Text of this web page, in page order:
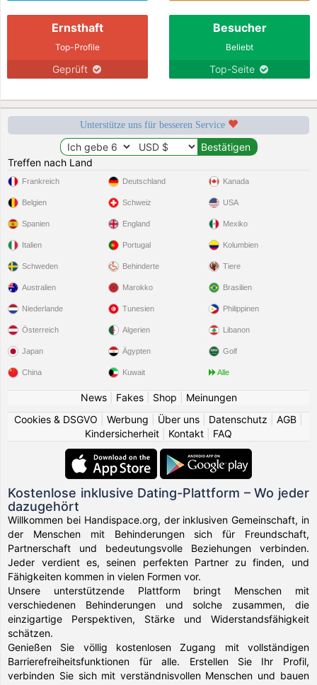
Ernsthaft
Top-Profile
Geprüft
Besucher
Beliebt
Top-Seite
Unterstütze uns für besseren Service
Treffen nach Land
Frankreich
Belgien
Spanien
Italien
Schweden
Deutschland
Schweiz
England
Portugal
Behinderte
Kanada
USA
Mexiko
Kolumbien
Tiere
Australien
Niederlande
Österreich
Japan
China
Marokko
Tunesien
Algerien
Ägypten
Kuwait
Brasilien
Philippinen
Libanon
Golf
Alle
News| Fakes| Shop
Meinungen
Cookies & DSGVO
Werbung Über uns Datenschutz AGB
Kindersicherheit
Kontakt FAQ
Kostenlose inklusive Dating-Plattform – Wo jeder
dazugehört
Willkommen bei Handispace.org, der inklusiven Gemeinschaft, in
der Menschen mit Behinderungen sich für Freundschaft,
Partnerschaft und bedeutungsvolle Beziehungen verbinden.
Jeder verdient es, seinen perfekten Partner zu finden, und
Fähigkeiten kommen in vielen Formen vor.
Unsere unterstützende Plattform bringt Menschen mit
verschiedenen Behinderungen und solche zusammen, die
einzigartige Perspektiven, Stärke und Widerstandsfähigkeit
schätzen.
Genießen Sie völlig kostenlosen Zugang mit vollständigen
Barrierefreiheitsfunktionen für alle. Erstellen Sie Ihr Profil,
verbinden Sie sich mit verständnisvollen Menschen und bauen